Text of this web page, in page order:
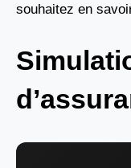
souhaitez en